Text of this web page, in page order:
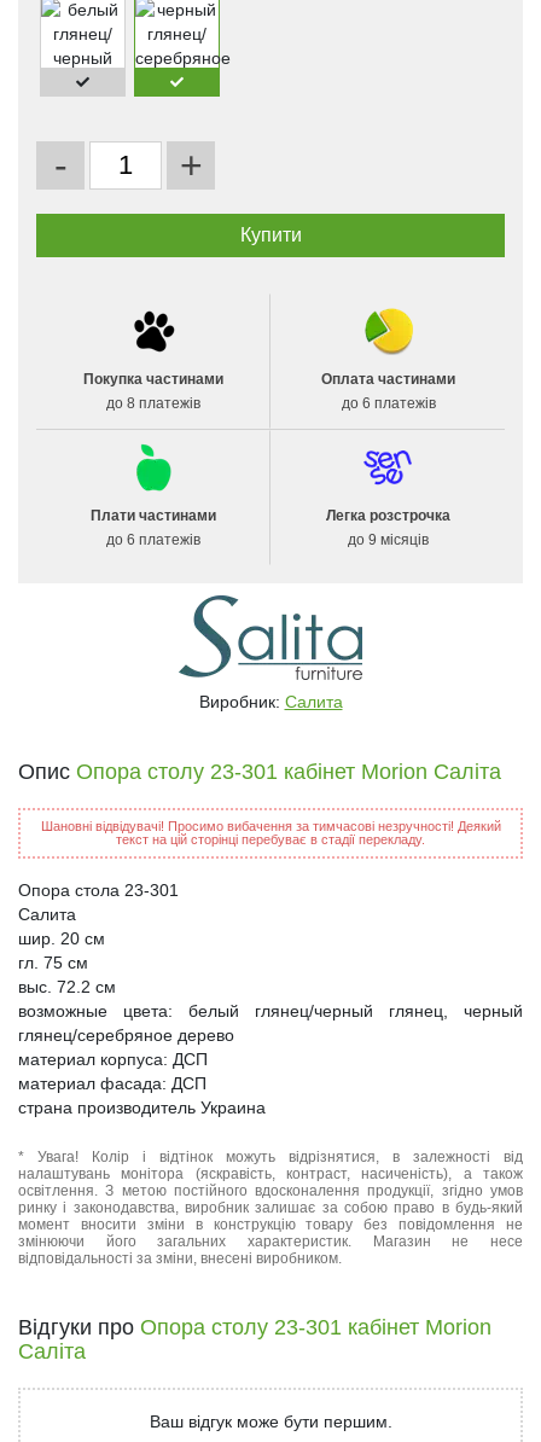
- +
Покупка частинами
до 8 платежів
Оплата частинами
до 6 платежів
Плати частинами
до 6 платежів
Легка розстрочка
до 9 місяців
Виробник: Салита
Опис Опора столу 23-301 кабінет Morion Саліта
Шановні відвідувачі! Просимо вибачення за тимчасові незручності! Деякий
текст на цій сторінці перебуває в стадії перекладу.
Опора стола 23-301
Салита
шир. 20 см
гл. 75 см
выс. 72.2 см
возможные цвета: белый глянец/черный глянец, черный
глянец/серебряное дерево
материал корпуса: ДСП
материал фасада: ДСП
страна производитель Украина
* Увага! Колір і відтінок можуть відрізнятися, в залежності від
налаштувань монітора (яскравість, контраст, насиченість), а також
освітлення. З метою постійного вдосконалення продукції, згідно умов
ринку і законодавства, виробник залишає за собою право в будь-який
момент вносити зміни в конструкцію товару без повідомлення не
змінюючи його загальних характеристик. Магазин не несе
відповідальності за зміни, внесені виробником.
Відгуки про Опора столу 23-301 кабінет Morion
Саліта
Ваш відгук може бути першим.